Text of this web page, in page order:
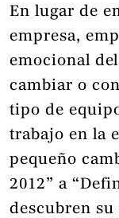
En lugar de
empresa,
emocional
cambiar o
tipo de
trabajo en la
pequeño
2012” a
descubren su